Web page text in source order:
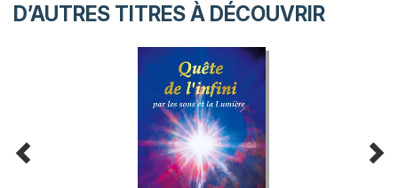
D’AUTRES TITRES À DÉCOUVRIR